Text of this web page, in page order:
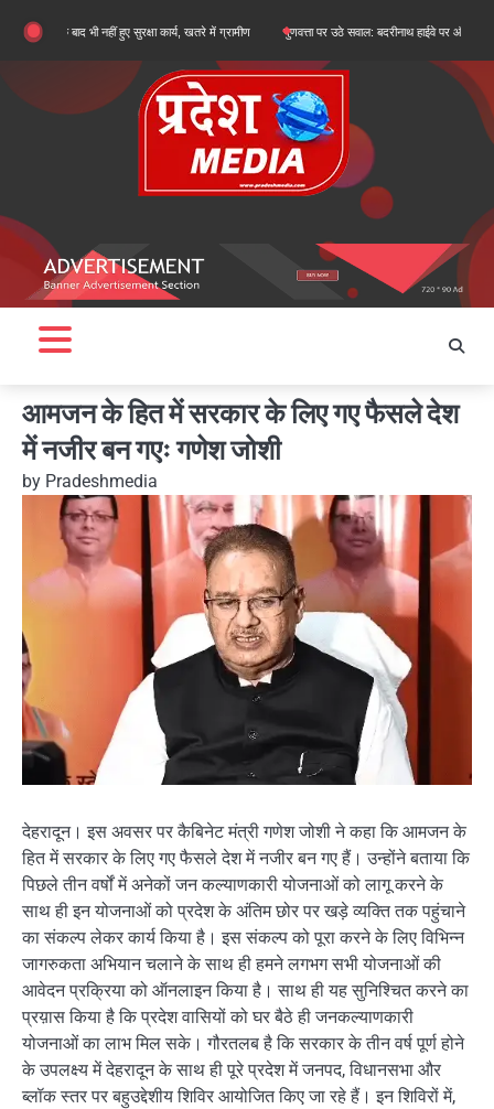
content
बाद भी नहीं हुए सुरक्षा कार्य, खतरे में ग्रामीण गुणवत्ता पर उठे सवाल: बदरीनाथ हाईवे पर ऑल वेदर रोड के
आमजन के हित में सरकार के लिए गए फैसले देश
में नजीर बन गएः गणेश जोशी
by Pradeshmedia
देहरादून। इस अवसर पर कैबिनेट मंत्री गणेश जोशी ने कहा कि आमजन के
हित में सरकार के लिए गए फैसले देश में नजीर बन गए हैं। उन्होंने बताया कि
पिछले तीन वर्षों में अनेकों जन कल्याणकारी योजनाओं को लागू करने के
साथ ही इन योजनाओं को प्रदेश के अंतिम छोर पर खड़े व्यक्ति तक पहुंचाने
का संकल्प लेकर कार्य किया है। इस संकल्प को पूरा करने के लिए विभिन्न
जागरुकता अभियान चलाने के साथ ही हमने लगभग सभी योजनाओं की
आवेदन प्रक्रिया को ऑनलाइन किया है। साथ ही यह सुनिश्चित करने का
प्रय़ास किया है कि प्रदेश वासियों को घर बैठे ही जनकल्याणकारी
योजनाओं का लाभ मिल सके। गौरतलब है कि सरकार के तीन वर्ष पूर्ण होने
के उपलक्ष्य में देहरादून के साथ ही पूरे प्रदेश में जनपद, विधानसभा और
ब्लॉक स्तर पर बहुउद्देशीय शिविर आयोजित किए जा रहे हैं। इन शिविरों में,